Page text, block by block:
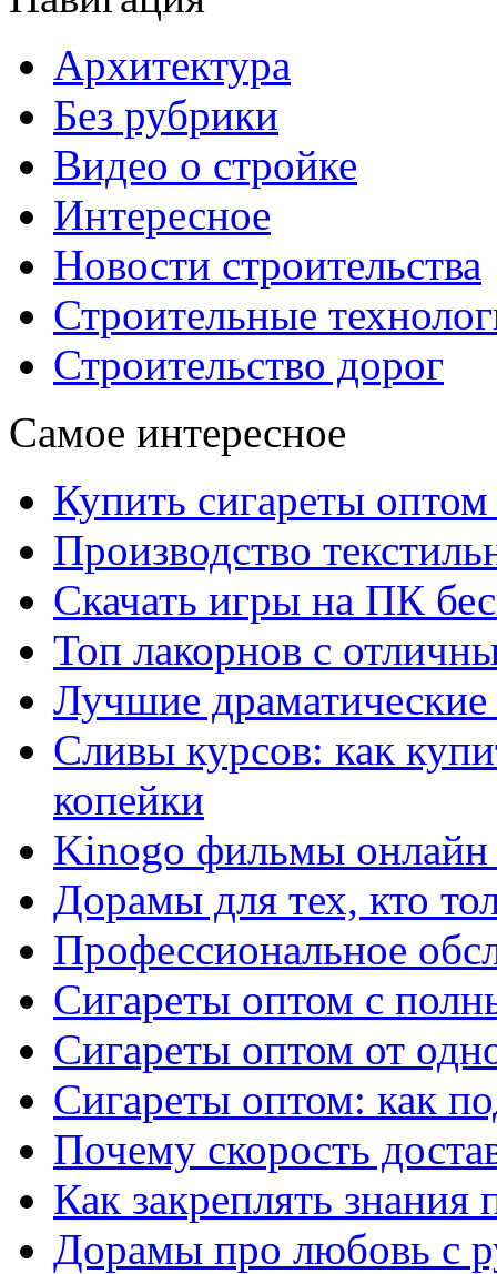
Архитектура
Без рубрики
Видео о стройке
Интересное
Новости строительства
Строительные
Строительство дорог
Самое интересное
Купить сигареты
Производство
Скачать игры на ПК
Топ лакорнов с
Лучшие
Сливы курсов: как
копейки
Kinogo фильмы онлайн
Дорамы для тех, кто
Профессиональное
Сигареты оптом с
Сигареты оптом от
Сигареты оптом: как
Почему скорость
Как закреплять знания
Дорамы про любовь с